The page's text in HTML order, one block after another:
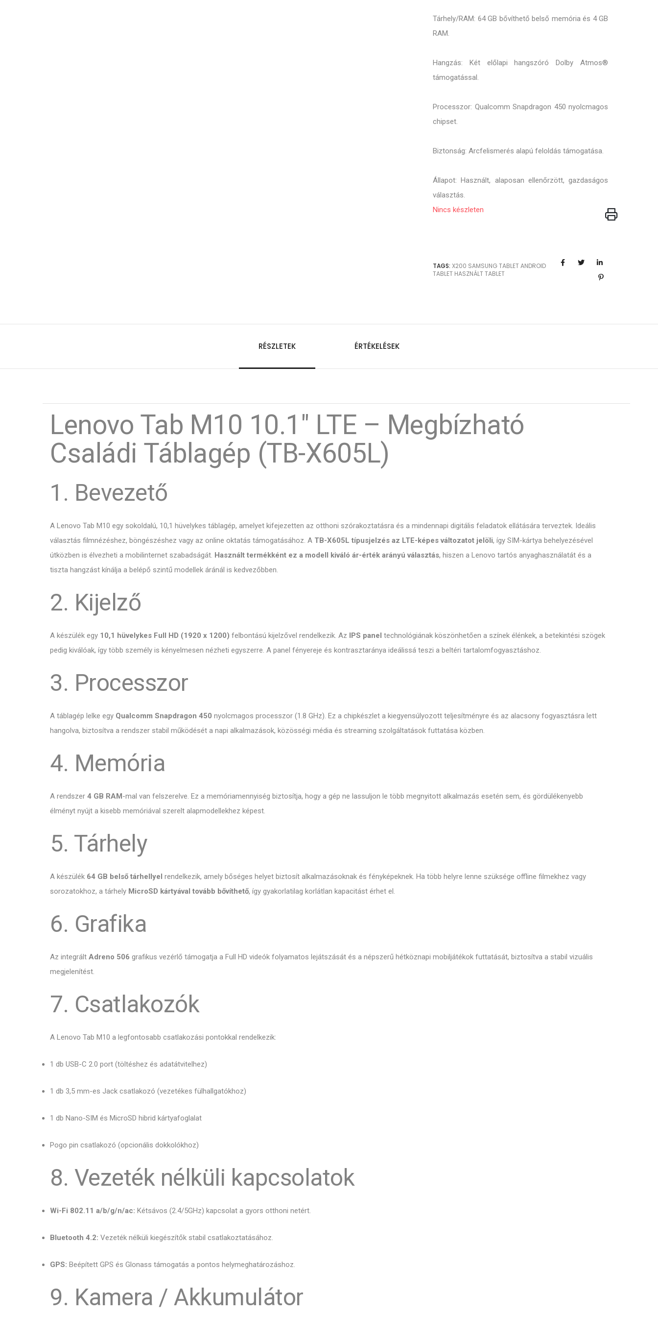
Tárhely/RAM: 64 GB bővíthető belső memória és 4 GB
RAM.
Hangzás: Két előlapi hangszóró Dolby Atmos®
támogatással.
Processzor: Qualcomm Snapdragon 450 nyolcmagos
chipset.
Biztonság: Arcfelismerés alapú feloldás támogatása.
Állapot: Használt, alaposan ellenőrzött, gazdaságos
választás.
Nincs készleten
TAGS: X200 SAMSUNG TABLETANDROID
TABLET HASZNÁLT TABLET
RÉSZLETEK ÉRTÉKELÉSEK
Lenovo Tab M10 10.1" LTE – Megbízható
Családi Táblagép (TB-X605L)
1. Bevezető
A Lenovo Tab M10 egy sokoldalú, 10,1 hüvelykes táblagép, amelyet kifejezetten az otthoni szórakoztatásra és a mindennapi digitális feladatok ellátására terveztek. Ideális
választás filmnézéshez, böngészéshez vagy az online oktatás támogatásához. A TB-X605L típusjelzés az LTE-képes változatot jelöli, így SIM-kártya behelyezésével
útközben is élvezheti a mobilinternet szabadságát. Használt termékként ez a modell kiváló ár-érték arányú választás, hiszen a Lenovo tartós anyaghasználatát és a
tiszta hangzást kínálja a belépő szintű modellek áránál is kedvezőbben.
2. Kijelző
A készülék egy 10,1 hüvelykes Full HD (1920 x 1200) felbontású kijelzővel rendelkezik. Az IPS panel technológiának köszönhetően a színek élénkek, a betekintési szögek
pedig kiválóak, így több személy is kényelmesen nézheti egyszerre. A panel fényereje és kontrasztaránya ideálissá teszi a beltéri tartalomfogyasztáshoz.
3. Processzor
A táblagép lelke egy Qualcomm Snapdragon 450 nyolcmagos processzor (1.8 GHz). Ez a chipkészlet a kiegyensúlyozott teljesítményre és az alacsony fogyasztásra lett
hangolva, biztosítva a rendszer stabil működését a napi alkalmazások, közösségi média és streaming szolgáltatások futtatása közben.
4. Memória
A rendszer 4 GB RAM -mal van felszerelve. Ez a memóriamennyiség biztosítja, hogy a gép ne lassuljon le több megnyitott alkalmazás esetén sem, és gördülékenyebb
élményt nyújt a kisebb memóriával szerelt alapmodellekhez képest.
5. Tárhely
A készülék 64 GB belső tárhellyel rendelkezik, amely bőséges helyet biztosít alkalmazásoknak és fényképeknek. Ha több helyre lenne szüksége offline filmekhez vagy
sorozatokhoz, a tárhely MicroSD kártyával tovább bővíthető, így gyakorlatilag korlátlan kapacitást érhet el.
6. Grafika
Az integrált Adreno 506 grafikus vezérlő támogatja a Full HD videók folyamatos lejátszását és a népszerű hétköznapi mobiljátékok futtatását, biztosítva a stabil vizuális
megjelenítést.
7. Csatlakozók
A Lenovo Tab M10 a legfontosabb csatlakozási pontokkal rendelkezik:
1 db USB-C 2.0 port (töltéshez és adatátvitelhez)
1 db 3,5 mm-es Jack csatlakozó (vezetékes fülhallgatókhoz)
1 db Nano-SIM és MicroSD hibrid kártyafoglalat
Pogo pin csatlakozó (opcionális dokkolókhoz)
8. Vezeték nélküli kapcsolatok
Wi-Fi 802.11 a/b/g/n/ac: Kétsávos (2.4/5GHz) kapcsolat a gyors otthoni netért.
Bluetooth 4.2: Vezeték nélküli kiegészítők stabil csatlakoztatásához.
GPS: Beépített GPS és Glonass támogatás a pontos helymeghatározáshoz.
9. Kamera / Akkumulátor